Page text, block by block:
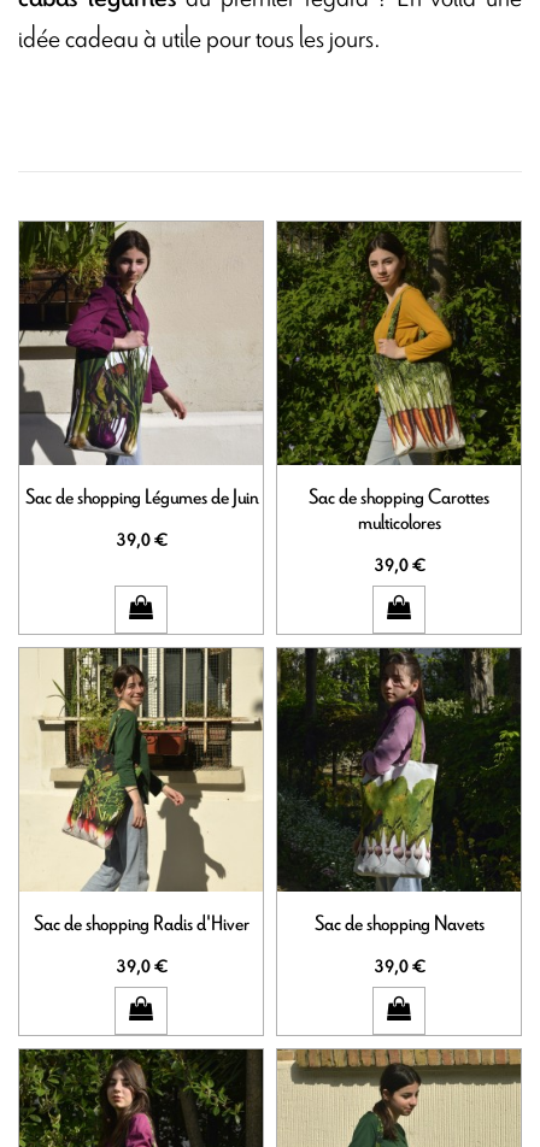
idée cadeau à utile pour tous les jours.
Sac de shopping Légumes de Juin
39,0 €
Sac de shopping Carottes
multicolores
39,0 €
Sac de shopping Radis d'Hiver
39,0 €
Sac de shopping Navets
39,0 €